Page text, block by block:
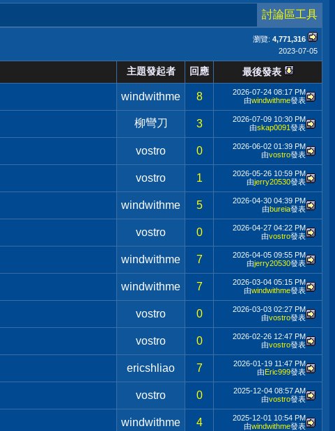
討論區工具
瀏覽: 4,771,316
2023-07-05
主題發起者 回應 最後發表
windwithme 8 2026-07-24 08:17 PM
由windwithme發表
柳彎刀 3 2026-07-09 10:30 PM
由skap0091發表
vostro 0 2026-06-02 01:39 PM
由vostro發表
vostro 1 2026-05-26 10:59 PM
由jerry20530發表
windwithme 5 2026-04-30 04:39 PM
由bureia發表
vostro 0 2026-04-27 04:22 PM
由vostro發表
windwithme 7 2026-04-05 09:55 PM
由jerry20530發表
windwithme 7 2026-03-04 05:15 PM
由windwithme發表
vostro 0 2026-03-03 02:27 PM
由vostro發表
vostro 0 2026-02-26 12:47 PM
由vostro發表
ericshliao 7 2026-01-19 11:47 PM
由Eric999發表
vostro 0 2025-12-04 08:57 AM
由vostro發表
windwithme 4 2025-12-01 10:54 PM
由windwithme發表